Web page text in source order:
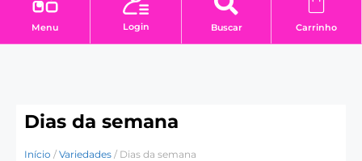
Menu Login Buscar Carrinho
Dias da semana
Início / Variedades / Dias da semana